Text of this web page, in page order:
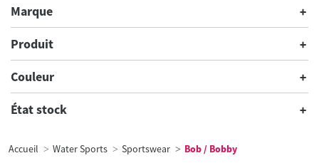
Marque
Produit
Couleur
État stock
Accueil Water Sports Sportswear Bob / Bobby